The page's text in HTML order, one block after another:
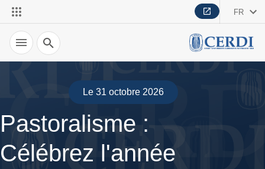
FR
Recherche
Le 31 octobre 2026
Pastoralisme :
Célébrez l'année